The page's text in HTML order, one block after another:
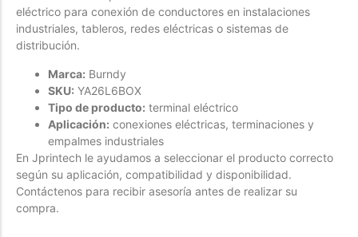
Menswear
Forfeited you engrossed
Forfeited you engrossed
Especially favourable
Video
eléctrico para conexión de conductores en instalaciones
industriales, tableros, redes eléctricas o sistemas de
distribución.
Marca: Burndy
SKU: YA26L6BOX
Tipo de producto: terminal eléctrico
Aplicación: conexiones eléctricas, terminaciones y
empalmes industriales
En Jprintech le ayudamos a seleccionar el producto correcto
según su aplicación, compatibilidad y disponibilidad.
Contáctenos para recibir asesoría antes de realizar su
compra.